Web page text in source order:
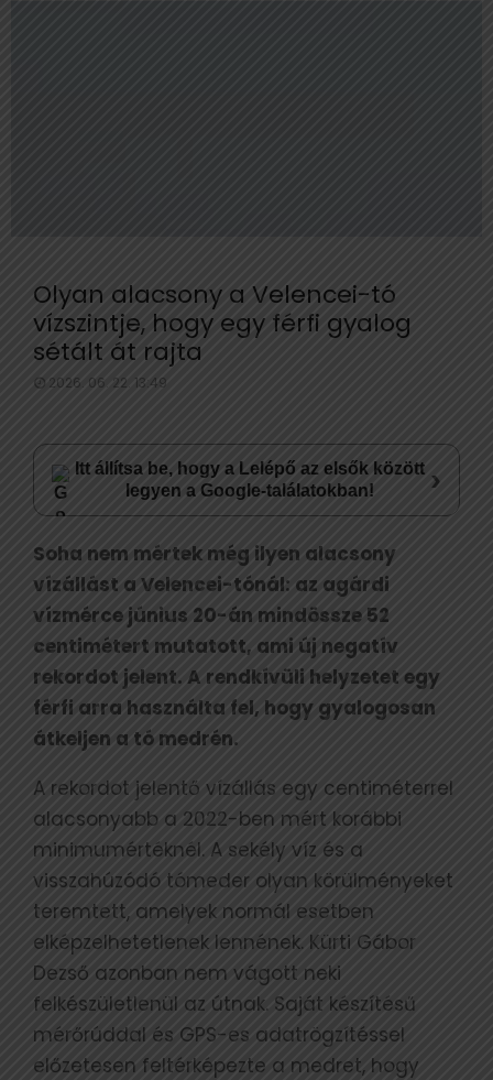
Olyan alacsony a Velencei-tó
vízszintje, hogy egy férfi gyalog
sétált át rajta
2026. 06. 22. 13:49
Itt állítsa be, hogy a Lelépő az elsők között
legyen a Google-találatokban!
›
Soha nem mértek még ilyen alacsony
vízállást a Velencei-tónál: az agárdi
vízmérce június 20-án mindössze 52
centimétert mutatott, ami új negatív
rekordot jelent. A rendkívüli helyzetet egy
férfi arra használta fel, hogy gyalogosan
átkeljen a tó medrén.
A rekordot jelentő vízállás egy centiméterrel
alacsonyabb a 2022-ben mért korábbi
minimumértéknél. A sekély víz és a
visszahúzódó tómeder olyan körülményeket
teremtett, amelyek normál esetben
elképzelhetetlenek lennének. Kürti Gábor
Dezső azonban nem vágott neki
felkészületlenül az útnak. Saját készítésű
mérőrúddal és GPS-es adatrögzítéssel
előzetesen feltérképezte a medret, hogy